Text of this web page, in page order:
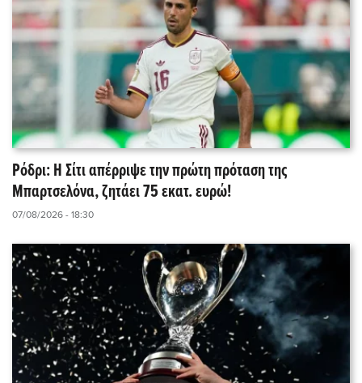
Ρόδρι: Η Σίτι απέρριψε την πρώτη πρόταση της
Μπαρτσελόνα, ζητάει 75 εκατ. ευρώ!
07/08/2026 - 18:30